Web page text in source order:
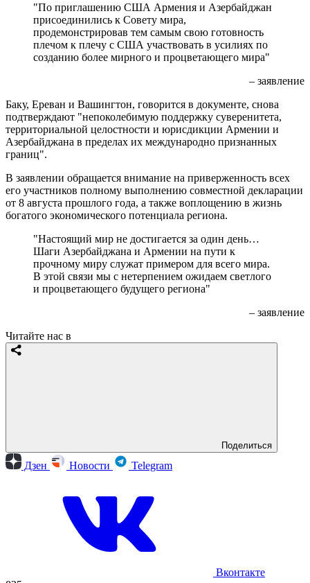
"По приглашению США Армения и Азербайджан
присоединились к Совету мира,
продемонстрировав тем самым свою готовность
плечом к плечу с США участвовать в усилиях по
созданию более мирного и процветающего мира"
– заявление
Баку, Ереван и Вашингтон, говорится в документе, снова
подтверждают "непоколебимую поддержку суверенитета,
территориальной целостности и юрисдикции Армении и
Азербайджана в пределах их международно признанных
границ".
В заявлении обращается внимание на приверженность всех
его участников полному выполнению совместной декларации
от 8 августа прошлого года, а также воплощению в жизнь
богатого экономического потенциала региона.
"Настоящий мир не достигается за один день…
Шаги Азербайджана и Армении на пути к
прочному миру служат примером для всего мира.
В этой связи мы с нетерпением ожидаем светлого
и процветающего будущего региона"
– заявление
Читайте нас в
Поделиться
Дзен Новости Telegram
Вконтакте